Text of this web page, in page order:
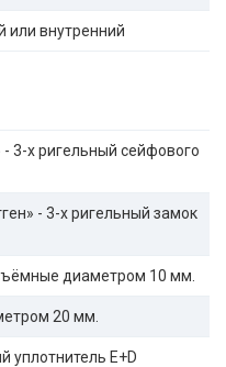
или внутренний
3-х ригельный сейфового
- 3-х ригельный замок
диаметром 10 мм.
20 мм.
уплотнитель E+D